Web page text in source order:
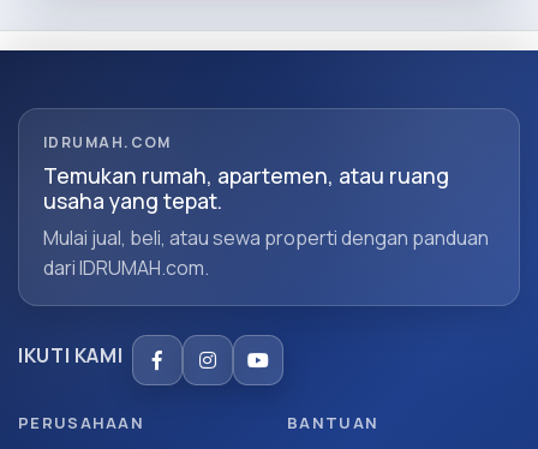
IDRUMAH.COM
Temukan rumah, apartemen, atau ruang
usaha yang tepat.
Mulai jual, beli, atau sewa properti dengan panduan
dari IDRUMAH.com.
IKUTI KAMI
PERUSAHAAN BANTUAN